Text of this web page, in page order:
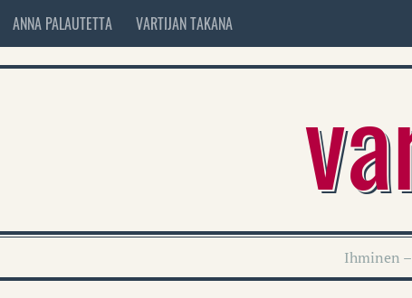
ANNA PALAUTETTA VARTIJAN TAKANA
Ihminen